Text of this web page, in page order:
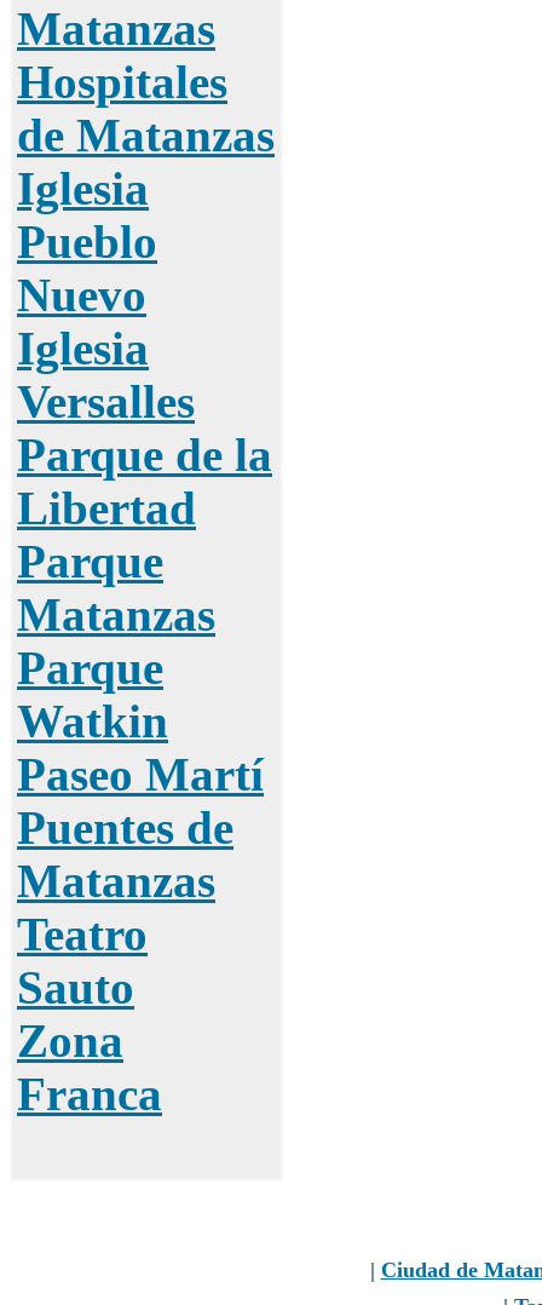
Matanzas
Hospitales
de Matanzas
Iglesia
Pueblo
Nuevo
Iglesia
Versalles
Parque de la
Libertad
Parque
Matanzas
Parque
Watkin
Paseo Martí
Puentes de
Matanzas
Teatro
Sauto
Zona
Franca
| Ciudad de